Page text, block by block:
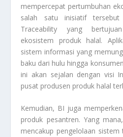
mempercepat pertumbuhan
salah satu inisiatif
Traceability yang
ekosistem produk halal.
sistem informasi yang
baku dari hulu hingga
ini akan sejalan dengan visi
pusat produsen produk halal
Kemudian, BI juga
produk pesantren. Yang
mencakup pengelolaan